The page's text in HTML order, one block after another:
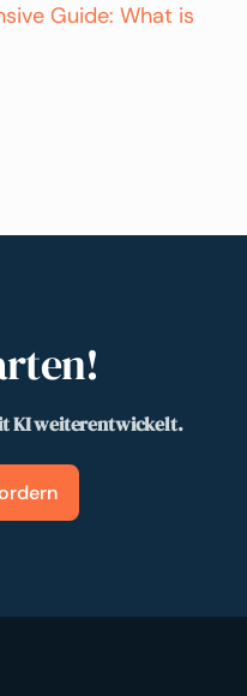
Guide: What is
KI weiterentwickelt.